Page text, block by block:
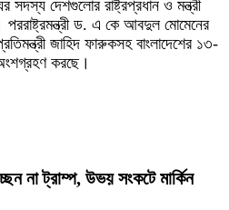
সদস্য দেশগুলোর রাষ্ট্রপ্রধান ও মন্ত্রী
পররাষ্ট্রমন্ত্রী ড. এ কে আবদুল মোমেনের
জাহিদ ফারুকসহ বাংলাদেশের ১৩-
করছে।
না ট্রাম্প, উভয় সংকটে মার্কিন